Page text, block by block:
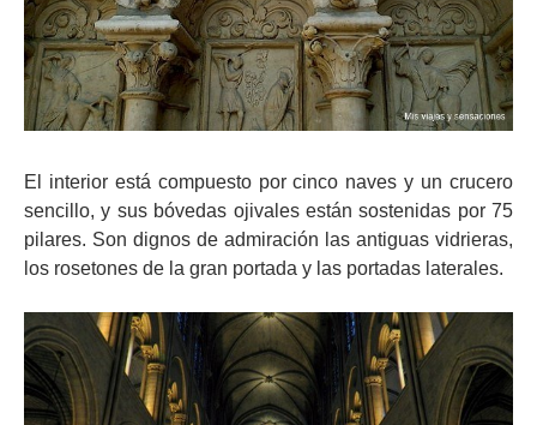
El interior está compuesto por cinco naves y un crucero
sencillo, y sus bóvedas ojivales están sostenidas por 75
pilares. Son dignos de admiración las antiguas vidrieras,
los rosetones de la gran portada y las portadas laterales.